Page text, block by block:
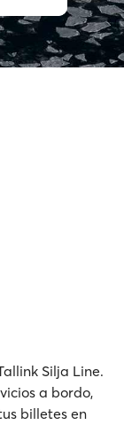
Silja Line.
a bordo,
billetes en